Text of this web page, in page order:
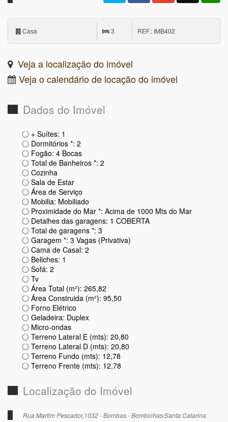
Casa 3 REF.: IMB402
Veja a localização do imóvel
Veja o calendário de locação do imóvel
Dados do Imóvel
+ Suítes: 1
Dormitórios *: 2
Fogão: 4 Bocas
Total de Banheiros *: 2
Cozinha
Sala de Estar
Área de Serviço
Mobilia: Mobiliado
Proximidade do Mar *: Acima de 1000 Mts do Mar
Detalhes das garagens: 1 COBERTA
Total de garagens *: 3
Garagem *: 3 Vagas (Privativa)
Cama de Casal: 2
Beliches: 1
Sofá: 2
Tv
Área Total (m²): 265,82
Área Construida (m²): 95,50
Forno Elétrico
Geladeira: Duplex
Micro-ondas
Terreno Lateral E (mts): 20,80
Terreno Lateral D (mts): 20,80
Terreno Fundo (mts): 12,78
Terreno Frente (mts): 12,78
Localização do Imóvel
Rua Martim Pescador,1032 - Bombas - Bombinhas/Santa Catarina